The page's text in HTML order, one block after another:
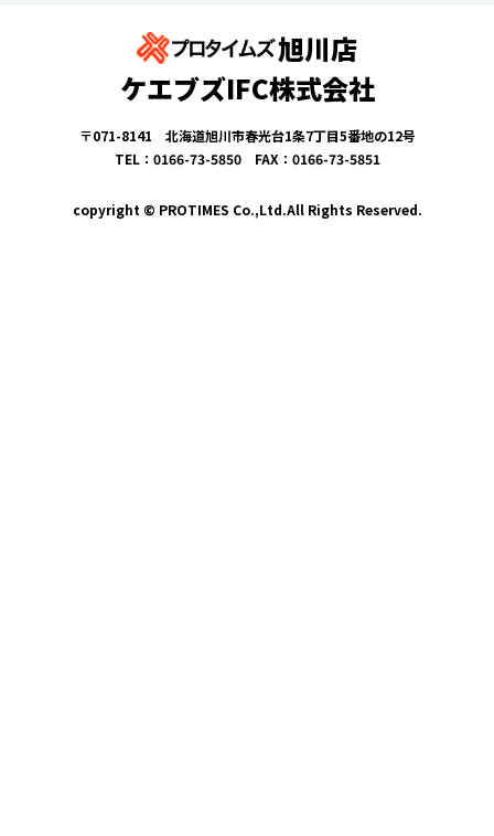
旭川店
ケエブズIFC株式会社
〒071-8141 北海道旭川市春光台1条7丁目5番地の12号
TEL：0166-73-5850 FAX：0166-73-5851
copyright © PROTIMES Co.,Ltd.All Rights Reserved.